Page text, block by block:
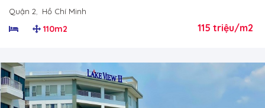
Quận 2 Hồ Chí Minh
110m2 115 triệu/m2